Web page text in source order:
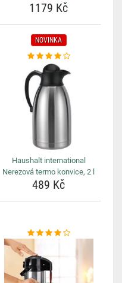
1179 Kč
NOVINKA
Haushalt international
Nerezová termo konvice, 2 l
489 Kč